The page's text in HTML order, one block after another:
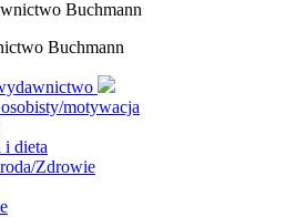
Buchmann
motywacja
dieta
Zdrowie